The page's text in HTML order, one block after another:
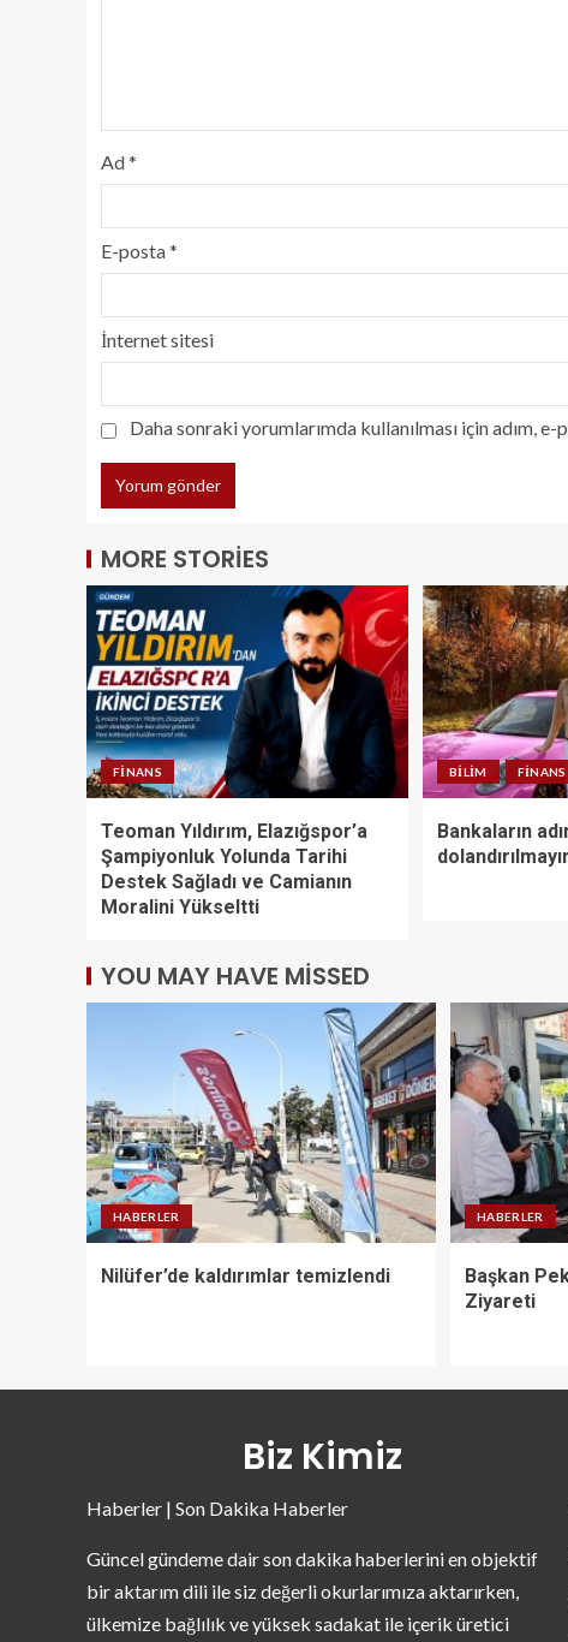
Ad*
E-posta*
İnternet sitesi
Daha sonraki yorumlarımda kullanılması için adım,
MORE STORIES
FINANS
Teoman Yıldırım, Elazığspor’a
Şampiyonluk Yolunda Tarihi
Destek Sağladı ve Camianın
Moralini Yükseltti
BILIM FINANS
Bankaların
YOU MAY HAVE MISSED
HABERLER
Nilüfer’de kaldırımlar temizlendi
HABERLER
Başkan
Ziyareti
Biz Kimiz
Haberler | Son Dakika Haberler
Güncel gündeme dair son dakika haberlerini en objektif
bir aktarım dili ile siz değerli okurlarımıza aktarırken,
ülkemize bağlılık ve yüksek sadakat ile içerik üretici